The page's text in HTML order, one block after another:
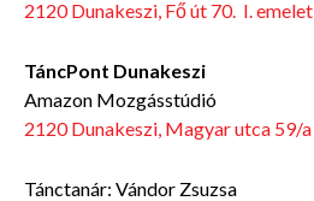
2120 Dunakeszi, Fő út 70. I. emelet
TáncPont Dunakeszi
Amazon Mozgásstúdió
2120 Dunakeszi, Magyar utca 59/a
Tánctanár: Vándor Zsuzsa